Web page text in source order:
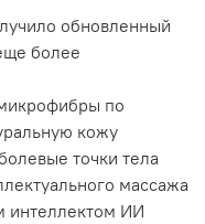
обновленный
более
по
кожу
точки тела
массажа
интеллектом ИИ